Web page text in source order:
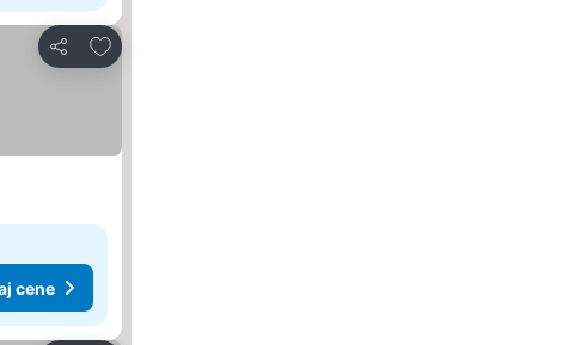
Deli
Dodati u favorite
cene